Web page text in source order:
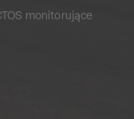
monitorujące